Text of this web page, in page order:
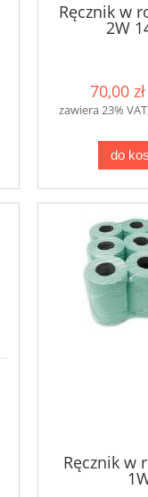
Ręcznik w
2W
70,00 zł
zawiera 23%
do
Ręcznik w